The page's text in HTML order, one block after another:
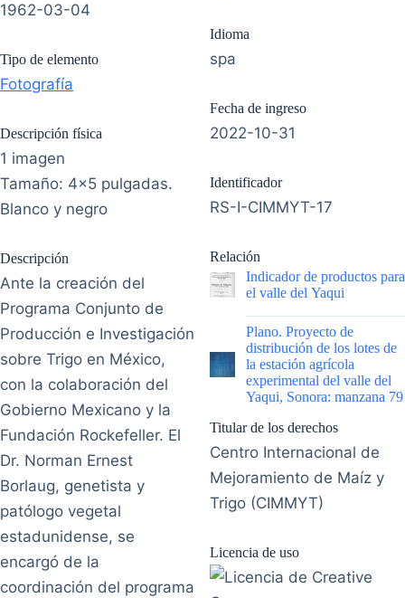
1962-03-04
Tipo de elemento
Fotografía
Descripción física
1 imagen
Tamaño: 4x5 pulgadas.
Blanco y negro
Descripción
Ante la creación del
Programa Conjunto de
Producción e Investigación
sobre Trigo en México,
con la colaboración del
Gobierno Mexicano y la
Fundación Rockefeller. El
Dr. Norman Ernest
Borlaug, genetista y
patólogo vegetal
estadunidense, se
encargó de la
coordinación del programa
Idioma
spa
Fecha de ingreso
2022-10-31
Identificador
RS-I-CIMMYT-17
Relación
Indicador de productos para
el valle del Yaqui
|
Plano. Proyecto de
distribución de los lotes de
la estación agrícola
experimental del valle del
Yaqui, Sonora: manzana 79
Titular de los derechos
Centro Internacional de
Mejoramiento de Maíz y
Trigo (CIMMYT)
Licencia de uso